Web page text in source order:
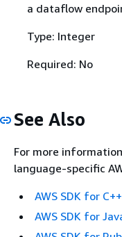
a dataflow
Type: Integer
Required: No
See Also
For more
language-specific
AWS SDK for C++
AWS SDK for